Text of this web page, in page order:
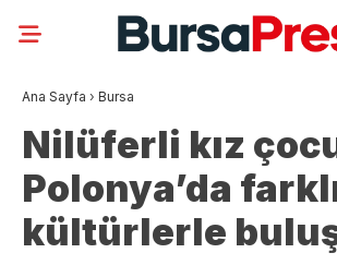
Ana Sayfa › Bursa
Nilüferli kız
Polonya’da
kültürlerle